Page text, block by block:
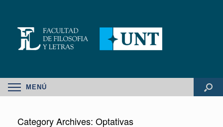
MENÚ
Category Archives: Optativas